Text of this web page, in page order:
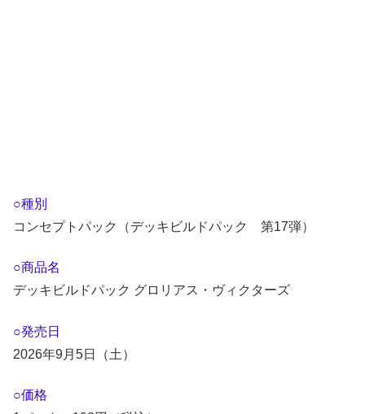
○種別
コンセプトパック（デッキビルドパック 第17弾）
○商品名
デッキビルドパック グロリアス・ヴィクターズ
○発売日
2026年9月5日（土）
○価格